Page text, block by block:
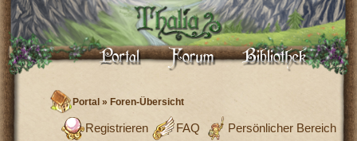
Portal »Foren-Übersicht
Persönlicher Bereich
FAQ
Registrieren